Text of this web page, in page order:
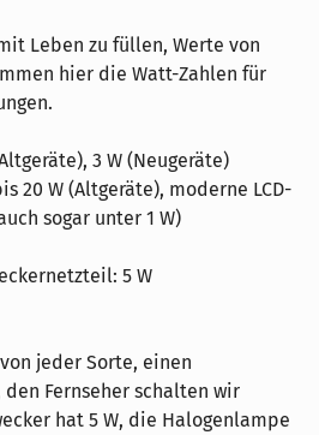
Leben zu füllen, Werte von
hier die Watt-Zahlen für
3 W (Neugeräte)
20 W (Altgeräte), moderne LCD-
sogar unter 1 W)
5 W
jeder Sorte, einen
Fernseher schalten wir
hat 5 W, die Halogenlampe